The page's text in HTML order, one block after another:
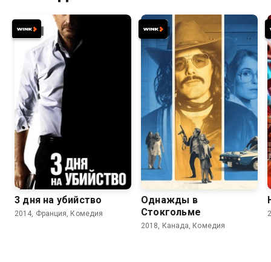
6.6 6.2
3 дня на убийство
2014, Франция, Комедия
6.5
Однажды в
Стокгольме
2018, Канада, Комедия